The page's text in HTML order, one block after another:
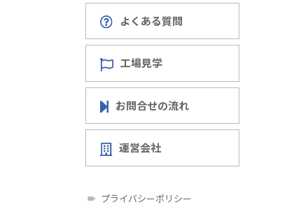
よくある質問
工場見学
お問合せの流れ
運営会社
プライバシーポリシー